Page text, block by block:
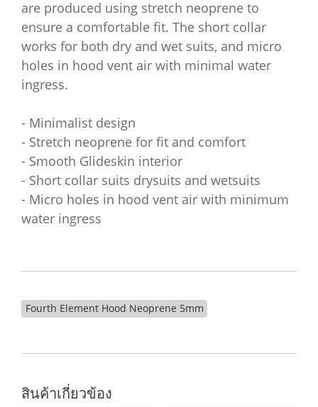
are produced using stretch neoprene to
ensure a comfortable fit. The short collar
works for both dry and wet suits, and micro
holes in hood vent air with minimal water
ingress.
- Minimalist design
- Stretch neoprene for fit and comfort
- Smooth Glideskin interior
- Short collar suits drysuits and wetsuits
- Micro holes in hood vent air with minimum
water ingress
Fourth Element Hood Neoprene 5mm
สินค้าเกี่ยวข้อง